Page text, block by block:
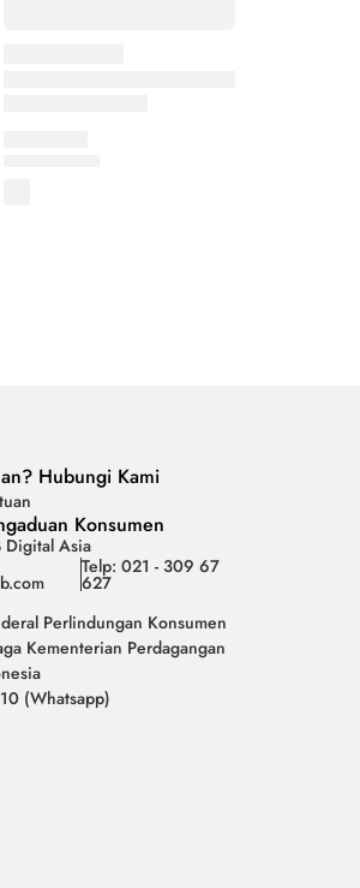
Hubungi Kami
Konsumen
Digital Asia
Telp: 021 - 309 67
627
Perlindungan Konsumen
Kementerian Perdagangan
(Whatsapp)